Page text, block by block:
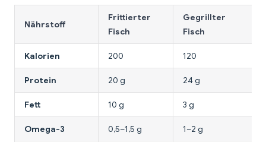
Nährstoff
Frittierter
Fisch
Gegrillter
Fisch
Kalorien 200 120
Protein 20 g 24 g
Fett 10 g 3 g
Omega-3 0,5–1,5 g 1–2 g